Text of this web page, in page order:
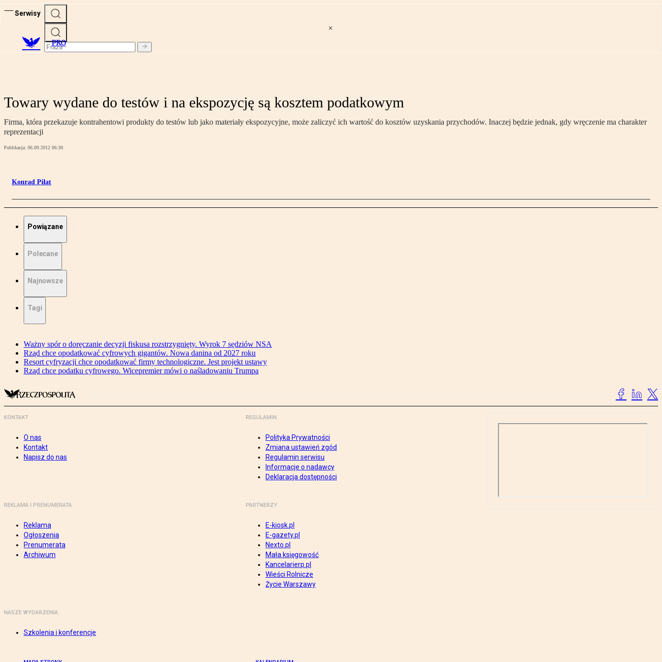
Serwisy
PRO
Towary wydane do testów i na ekspozycję są kosztem podatkowym
Firma, która przekazuje kontrahentowi produkty do testów lub jako materiały ekspozycyjne, może zaliczyć ich wartość do kosztów uzyskania przychodów. Inaczej będzie jednak, gdy wręczenie ma charakter
reprezentacji
Publikacja: 06.09.2012 06:30
Konrad Piłat
Powiązane
Polecane
Najnowsze
Tagi
Ważny spór o doręczanie decyzji fiskusa rozstrzygnięty. Wyrok 7 sędziów NSA
Rząd chce opodatkować cyfrowych gigantów. Nowa danina od 2027 roku
Resort cyfryzacji chce opodatkować firmy technologiczne. Jest projekt ustawy
Rząd chce podatku cyfrowego. Wicepremier mówi o naśladowaniu Trumpa
KONTAKT
O nas
Kontakt
Napisz do nas
REGULAMIN
Polityka Prywatności
Zmiana ustawień zgód
Regulamin serwisu
Informacje o nadawcy
Deklaracja dostępności
REKLAMA I PRENUMERATA
Reklama
Ogłoszenia
Prenumerata
Archiwum
PARTNERZY
E-kiosk.pl
E-gazety.pl
Nexto.pl
Mała księgowość
Kancelarierp.pl
Wieści Rolnicze
Życie Warszawy
NASZE WYDARZENIA
Szkolenia i konferencje